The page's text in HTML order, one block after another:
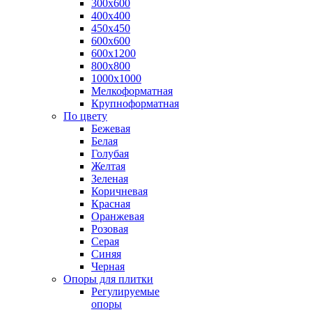
300х600
400х400
450х450
600х600
600х1200
800х800
1000х1000
Мелкоформатная
Крупноформатная
По цвету
Бежевая
Белая
Голубая
Желтая
Зеленая
Коричневая
Красная
Оранжевая
Розовая
Серая
Синяя
Черная
Опоры для плитки
Регулируемые
опоры